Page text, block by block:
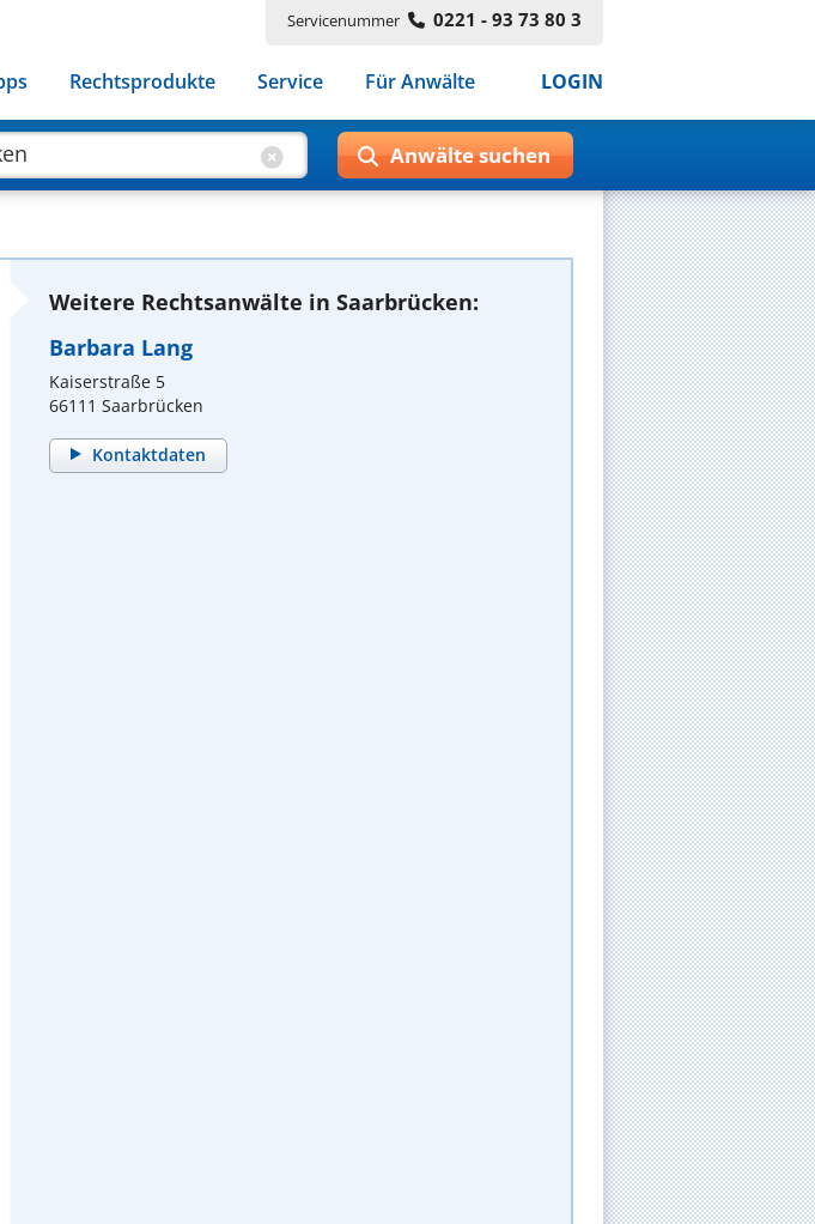
Servicenummer 0221 - 93 73 80 3
Rechtsprodukte Service Für Anwälte LOGIN
Weitere Rechtsanwälte in Saarbrücken:
Barbara Lang
Kaiserstraße 5
66111 Saarbrücken
Kontaktdaten